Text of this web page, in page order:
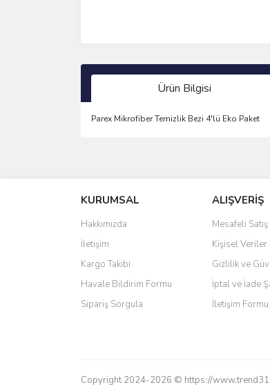
Ürün Bilgisi
Parex Mikrofiber Temizlik Bezi 4'lü Eko Paket
Ürün resmi kalitesiz, bozuk veya
Ürün açıklamasında eksik bilgiler
Ürün bilgilerinde hatalar bulunuyor.
Ürün fiyatı diğer sitelerden daha pahalı.
Bu ürüne benzer farklı alternatifler
KURUMSAL
Hakkımızda
İletişim
Kargo Takibi
Havale Bildirim Formu
Sipariş Sorgula
ALIŞVERİŞ
Mesafeli
Kişisel Veriler
Gizlilik ve
İptal ve İade
İletişim Formu
Copyright 2024-2026 © https://